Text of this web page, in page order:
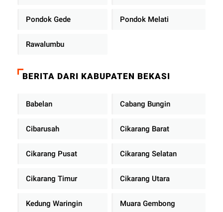
Pondok Gede Pondok Melati
Rawalumbu
BERITA DARI KABUPATEN BEKASI
Babelan Cabang Bungin
Cibarusah Cikarang Barat
Cikarang Pusat Cikarang Selatan
Cikarang Timur Cikarang Utara
Kedung Waringin Muara Gembong